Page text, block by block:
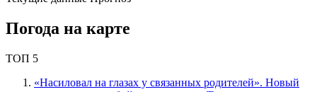
Погода на карте
ТОП 5
«Насиловал на глазах у связанных родителей». Новый